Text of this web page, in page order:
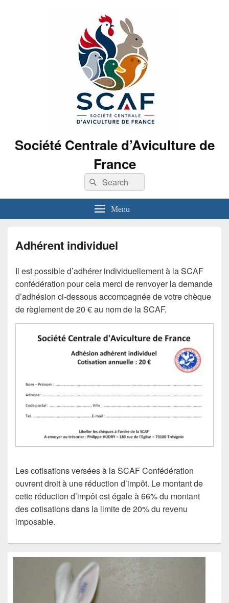
Société Centrale d’Aviculture de
France
Search
for:
Search
Menu
Adhérent individuel
Il est possible d’adhérer individuellement à la SCAF
confédération pour cela merci de renvoyer la demande
d’adhésion ci-dessous accompagnée de votre chèque
de règlement de 20 € au nom de la SCAF.
Les cotisations versées à la SCAF Confédération
ouvrent droit à une réduction d’impôt. Le montant de
cette réduction d’impôt est égale à 66% du montant
des cotisations dans la limite de 20% du revenu
imposable.
Primary